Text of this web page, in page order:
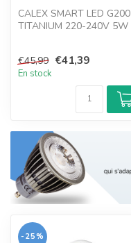
CALEX SMART LED G200
TITANIUM 220-240V 5W
€45,99 €41,39
En stock
-25%